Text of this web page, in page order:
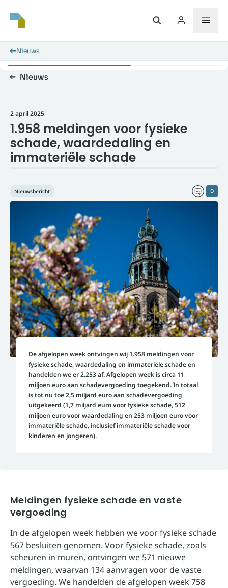
Nieuws
Nieuws
2 april 2025
1.958 meldingen voor fysieke
schade, waardedaling en
immateriële schade
0
Nieuwsbericht
De afgelopen week ontvingen wij 1.958 meldingen voor
fysieke schade, waardedaling en immateriële schade en
handelden we er 2.253 af. Afgelopen week is circa 11
miljoen euro aan schadevergoeding toegekend. In totaal
is tot nu toe 2,5 miljard euro aan schadevergoeding
uitgekeerd (1,7 miljard euro voor fysieke schade, 512
miljoen euro voor waardedaling en 253 miljoen euro voor
immateriële schade, inclusief immateriële schade voor
kinderen en jongeren).
Meldingen fysieke schade en vaste
vergoeding
In de afgelopen week hebben we voor fysieke schade
567 besluiten genomen. Voor fysieke schade, zoals
scheuren in muren, ontvingen we 571 nieuwe
meldingen, waarvan 134 aanvragen voor de vaste
vergoeding. We handelden de afgelopen week 758